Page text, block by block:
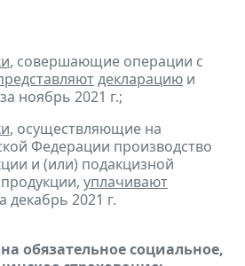
, совершающие операции с
декларацию и
ноябрь 2021 г.;
, осуществляющие на
Федерации производство
и (или) подакцизной
уплачивают
декабрь 2021 г.
обязательное социальное,